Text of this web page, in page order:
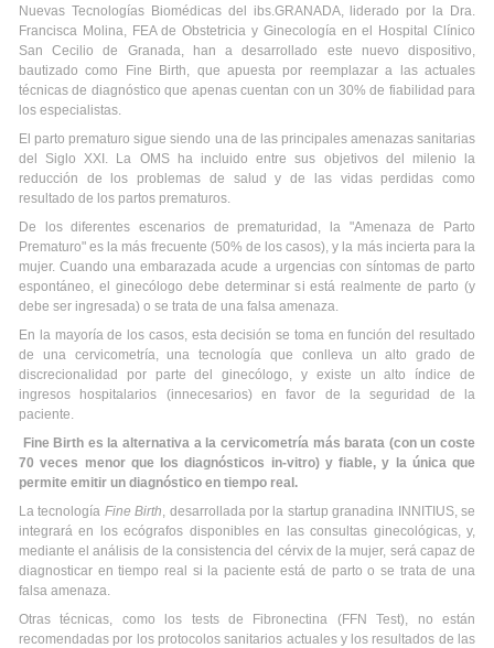
Nuevas Tecnologías Biomédicas del ibs.GRANADA, liderado por la Dra.
Francisca Molina, FEA de Obstetricia y Ginecología en el Hospital Clínico
San Cecilio de Granada, han a desarrollado este nuevo dispositivo,
bautizado como Fine Birth, que apuesta por reemplazar a las actuales
técnicas de diagnóstico que apenas cuentan con un 30% de fiabilidad para
los especialistas.
El parto prematuro sigue siendo una de las principales amenazas sanitarias
del Siglo XXI. La OMS ha incluido entre sus objetivos del milenio la
reducción de los problemas de salud y de las vidas perdidas como
resultado de los partos prematuros.
De los diferentes escenarios de prematuridad, la "Amenaza de Parto
Prematuro" es la más frecuente (50% de los casos), y la más incierta para la
mujer. Cuando una embarazada acude a urgencias con síntomas de parto
espontáneo, el ginecólogo debe determinar si está realmente de parto (y
debe ser ingresada) o se trata de una falsa amenaza.
En la mayoría de los casos, esta decisión se toma en función del resultado
de una cervicometría, una tecnología que conlleva un alto grado de
discrecionalidad por parte del ginecólogo, y existe un alto índice de
ingresos hospitalarios (innecesarios) en favor de la seguridad de la
paciente.
Fine Birth es la alternativa a la cervicometría más barata (con un coste
70 veces menor que los diagnósticos in-vitro) y fiable, y la única que
permite emitir un diagnóstico en tiempo real.
La tecnología Fine Birth , desarrollada por la startup granadina INNITIUS, se
integrará en los ecógrafos disponibles en las consultas ginecológicas, y,
mediante el análisis de la consistencia del cérvix de la mujer, será capaz de
diagnosticar en tiempo real si la paciente está de parto o se trata de una
falsa amenaza.
Otras técnicas, como los tests de Fibronectina (FFN Test), no están
recomendadas por los protocolos sanitarios actuales y los resultados de las